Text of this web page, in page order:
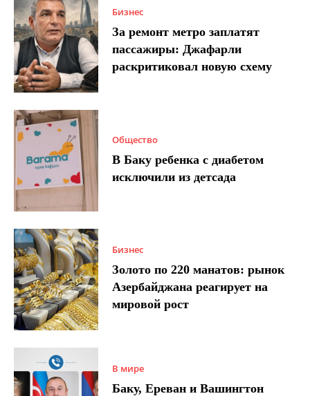
Бизнес
За ремонт метро заплатят
пассажиры: Джафарли
раскритиковал новую схему
Общество
В Баку ребенка с диабетом
исключили из детсада
Бизнес
Золото по 220 манатов: рынок
Азербайджана реагирует на
мировой рост
В мире
Баку, Ереван и Вашингтон